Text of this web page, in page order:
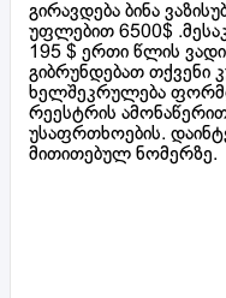
გირავდება ბინა
უფლებით 6500$
195 $ ერთი წლის
გიბრუნდებათ თქვენი
ხელშეკრულება
რეესტრის
უსაფრთხოების.
მითითებულ ნომერზე.